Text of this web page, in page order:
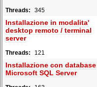
345
Installazione in modalita'
desktop remoto / terminal
server
121
Installazione con database
Microsoft SQL Server